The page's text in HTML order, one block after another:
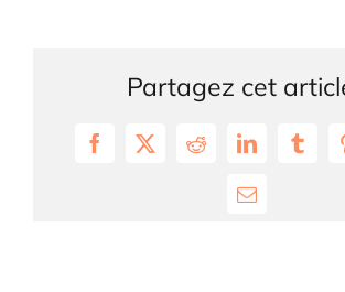
Partagez cet
Facebook
X RedditLinkedIn
Email